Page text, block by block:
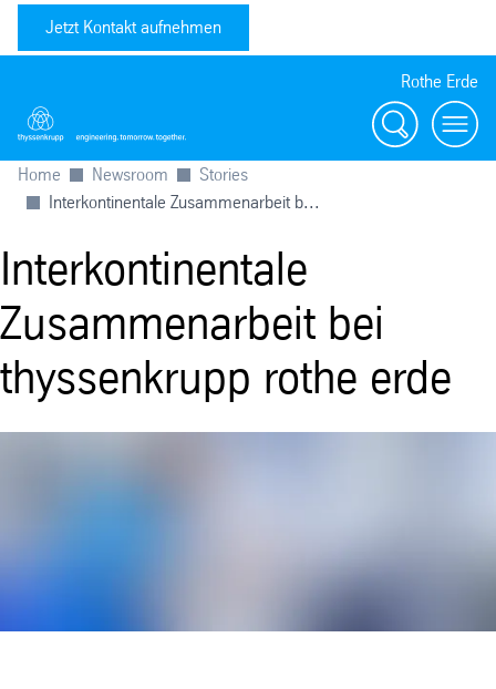
Jetzt Kontakt aufnehmen
Rothe Erde
Suche
Home Newsroom
Stories
Interkontinentale Zusammenarbeit b...
Interkontinentale
Zusammenarbeit bei
thyssenkrupp rothe erde